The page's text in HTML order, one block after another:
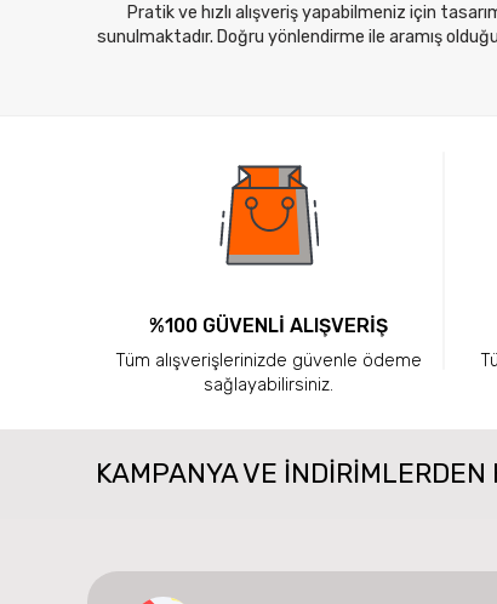
Pratik ve hızlı alışveriş yapabilmeniz için
sunulmaktadır. Doğru yönlendirme ile aramış
%100 GÜVENLİ ALIŞVERİŞ
Tüm alışverişlerinizde güvenle ödeme
sağlayabilirsiniz.
KAMPANYA VE